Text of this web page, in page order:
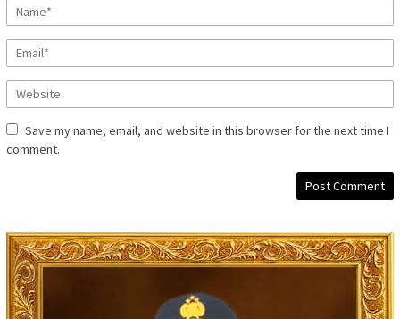
Save my name, email, and website in this browser for the next time I
comment.